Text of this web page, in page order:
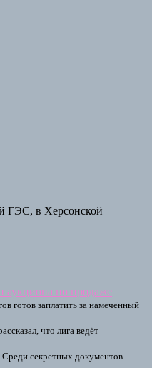
ГЭС, в Херсонской
аукциона по продаже
готов заплатить за намеченный
что лига ведёт
Среди секретных документов